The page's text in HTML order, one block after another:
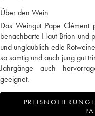
Über den Wein
Das Weingut Pape
benachbarte Haut-Brion und
und unglaublich edle
so samtig und auch jung gut
Jahrgänge auch
geeignet.